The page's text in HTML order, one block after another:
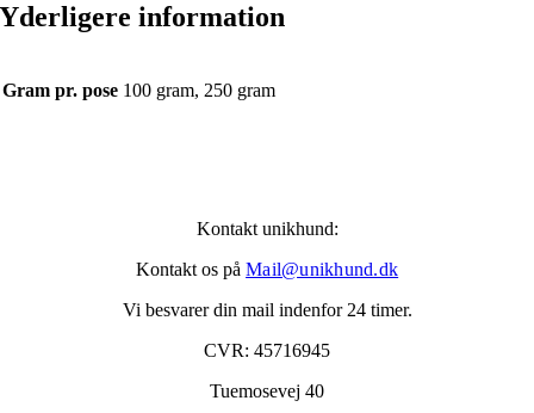
Yderligere information
Gram pr. pose 100 gram, 250 gram
Kontakt unikhund:
Kontakt os på Mail@unikhund.dk
Vi besvarer din mail indenfor 24 timer.
CVR: 45716945
Tuemosevej 40